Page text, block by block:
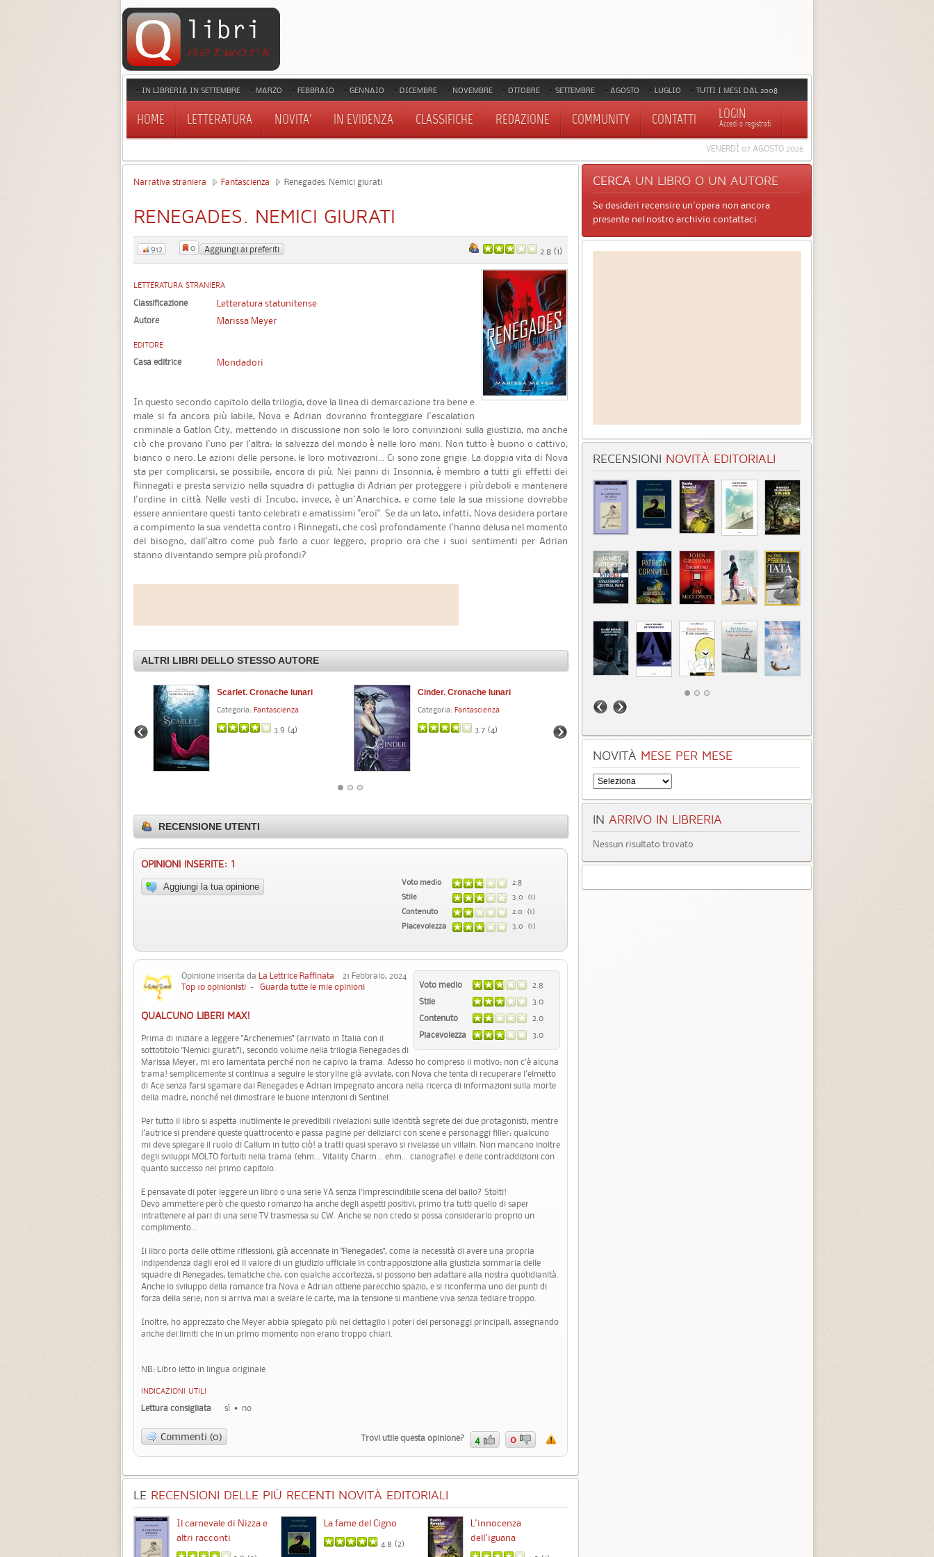
IN LIBRERIA IN SETTEMBRE MARZO FEBBRAIO GENNAIO DICEMBRE NOVEMBRE OTTOBRE SETTEMBRE AGOSTO LUGLIO TUTTI I MESI DAL 2008
HOME LETTERATURA NOVITA' IN EVIDENZA CLASSIFICHE REDAZIONE COMMUNITY CONTATTI LOGIN
Accedi o registrati
VENERDÌ 07 AGOSTO 2026
Narrativa straniera Fantascienza Renegades. Nemici giurati
RENEGADES. NEMICI GIURATI
2.8 (1)
912 0 Aggiungi ai preferiti
LETTERATURA STRANIERA
Classificazione Letteratura statunitense
Autore Marissa Meyer
EDITORE
Casa editrice Mondadori
In questo secondo capitolo della trilogia, dove la linea di demarcazione tra bene e
male si fa ancora più labile, Nova e Adrian dovranno fronteggiare l'escalation
criminale a Gatlon City, mettendo in discussione non solo le loro convinzioni sulla giustizia, ma anche
ciò che provano l'uno per l'altra: la salvezza del mondo è nelle loro mani. Non tutto è buono o cattivo,
bianco o nero. Le azioni delle persone, le loro motivazioni… Ci sono zone grigie. La doppia vita di Nova
sta per complicarsi, se possibile, ancora di più. Nei panni di Insonnia, è membro a tutti gli effetti dei
Rinnegati e presta servizio nella squadra di pattuglia di Adrian per proteggere i più deboli e mantenere
l'ordine in città. Nelle vesti di Incubo, invece, è un'Anarchica, e come tale la sua missione dovrebbe
essere annientare questi tanto celebrati e amatissimi "eroi". Se da un lato, infatti, Nova desidera portare
a compimento la sua vendetta contro i Rinnegati, che così profondamente l'hanno delusa nel momento
del bisogno, dall'altro come può farlo a cuor leggero, proprio ora che i suoi sentimenti per Adrian
stanno diventando sempre più profondi?
ALTRI LIBRI DELLO STESSO AUTORE
Scarlet. Cronache lunari
Categoria: Fantascienza
3.9 (4)
Cinder. Cronache lunari
Categoria: Fantascienza
3.7 (4)
Cress. Cronache lunari
Categoria:
RECENSIONE UTENTI
OPINIONI INSERITE: 1
Aggiungi la tua opinione Voto medio
2.8
Stile
3.0 (1)
Contenuto
2.0 (1)
Piacevolezza
3.0 (1)
Voto medio
2.8
Stile
3.0
Contenuto
2.0
Piacevolezza
3.0
Opinione inserita da La Lettrice Raffinata 21 Febbraio, 2024
Top 10 opinionisti - Guarda tutte le mie opinioni
QUALCUNO LIBERI MAX!
Prima di iniziare a leggere "Archenemies" (arrivato in Italia con il
sottotitolo "Nemici giurati"), secondo volume nella trilogia Renegades di
Marissa Meyer, mi ero lamentata perché non ne capivo la trama. Adesso ho compreso il motivo: non c'è alcuna
trama! semplicemente si continua a seguire le storyline già avviate, con Nova che tenta di recuperare l'elmetto
di Ace senza farsi sgamare dai Renegades e Adrian impegnato ancora nella ricerca di informazioni sulla morte
della madre, nonché nel dimostrare le buone intenzioni di Sentinel.
Per tutto il libro si aspetta inutilmente le prevedibili rivelazioni sulle identità segrete dei due protagonisti, mentre
l'autrice si prendere queste quattrocento e passa pagine per deliziarci con scene e personaggi filler: qualcuno
mi deve spiegare il ruolo di Callum in tutto ciò! a tratti quasi speravo si rivelasse un villain. Non mancano inoltre
degli sviluppi MOLTO fortuiti nella trama (ehm... Vitality Charm... ehm... cianografie) e delle contraddizioni con
quanto successo nel primo capitolo.
E pensavate di poter leggere un libro o una serie YA senza l'imprescindibile scena del ballo? Stolti!
Devo ammettere però che questo romanzo ha anche degli aspetti positivi, primo tra tutti quello di saper
intrattenere al pari di una serie TV trasmessa su CW. Anche se non credo si possa considerarlo proprio un
complimento...
Il libro porta delle ottime riflessioni, già accennate in "Renegades", come la necessità di avere una propria
indipendenza dagli eroi ed il valore di un giudizio ufficiale in contrapposizione alla giustizia sommaria delle
squadre di Renegades; tematiche che, con qualche accortezza, si possono ben adattare alla nostra quotidianità.
Anche lo sviluppo della romance tra Nova e Adrian ottiene parecchio spazio, e si riconferma uno dei punti di
forza della serie; non si arriva mai a svelare le carte, ma la tensione si mantiene viva senza tediare troppo.
Inoltre, ho apprezzato che Meyer abbia spiegato più nel dettaglio i poteri dei personaggi principali, assegnando
anche dei limiti che in un primo momento non erano troppo chiari.
NB: Libro letto in lingua originale
INDICAZIONI UTILI
Lettura consigliata sì no
Commenti (0) Trovi utile questa opinione? 4 0
LE RECENSIONI DELLE PIÙ RECENTI NOVITÀ EDITORIALI
Il carnevale di Nizza e
altri racconti
La fame del Cigno
4.8 (2)
L'innocenza
dell'iguana
CERCA UN LIBRO O UN AUTORE
Se desideri recensire un'opera non ancora
presente nel nostro archivio contattaci
RECENSIONI NOVITÀ EDITORIALI
NOVITÀ MESE PER MESE
IN ARRIVO IN LIBRERIA
Nessun risultato trovato